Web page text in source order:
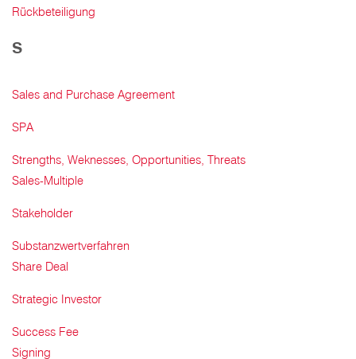
Rückbeteiligung
S
Sales and Purchase Agreement
SPA
Strengths, Weknesses, Opportunities, Threats
Sales-Multiple
Stakeholder
Substanzwertverfahren
Share Deal
Strategic Investor
Success Fee
Signing